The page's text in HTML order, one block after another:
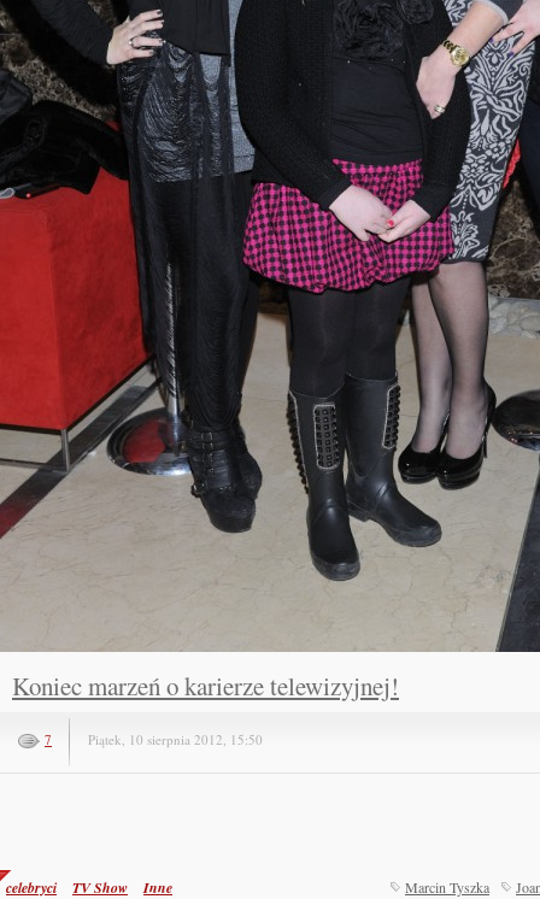
Koniec marzeń o karierze telewizyjnej!
7 Piątek, 10 sierpnia 2012, 15:50
celebryci TV Show Inne Marcin Tyszka